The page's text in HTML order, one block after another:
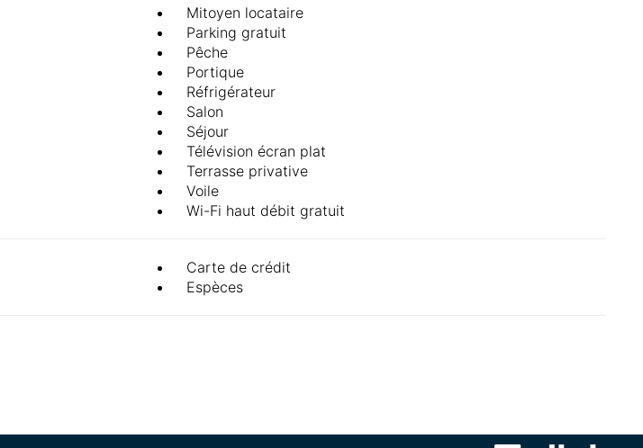
Mitoyen locataire
Parking gratuit
Pêche
Portique
Réfrigérateur
Salon
Séjour
Télévision écran plat
Terrasse privative
Voile
Wi-Fi haut débit gratuit
Carte de crédit
Espèces